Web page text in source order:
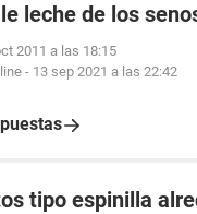
leche de los
2011 a las 18:15
- 13 sep 2021 a las 22:42
tipo espinilla